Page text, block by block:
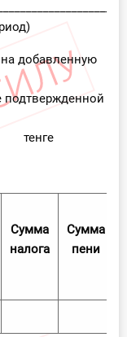
добавленную
Сумма
налога
Сумма
пени